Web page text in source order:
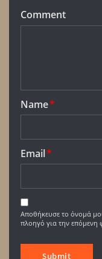
Comment
Name*
Email*
Αποθήκευσε το όνομά
πλοηγό για την